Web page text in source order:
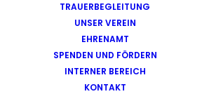
TRAUERBEGLEITUNG
UNSER VEREIN
EHRENAMT
SPENDEN UND FÖRDERN
INTERNER BEREICH
KONTAKT